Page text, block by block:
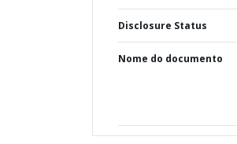
Disclosure Status
Nome do documento